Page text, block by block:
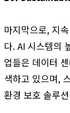
마지막으로, 지
다. AI 시스템의
업들은 데이터
색하고 있으며,
환경 보호 솔루